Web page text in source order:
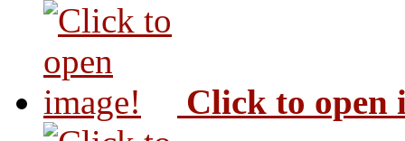
Click to open